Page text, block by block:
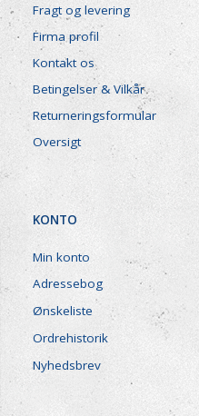
Fragt og levering
Firma profil
Kontakt os
Betingelser & Vilkår
Returneringsformular
Oversigt
KONTO
Min konto
Adressebog
Ønskeliste
Ordrehistorik
Nyhedsbrev